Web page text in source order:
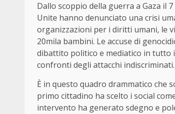
Dallo scoppio della guerra a Gaza il
Unite hanno denunciato una crisi
organizzazioni per i diritti umani, le
20mila bambini. Le accuse di
dibattito politico e mediatico in tutto
confronti degli attacchi indiscriminati.
È in questo quadro drammatico che
primo cittadino ha scelto i social
intervento ha generato sdegno e